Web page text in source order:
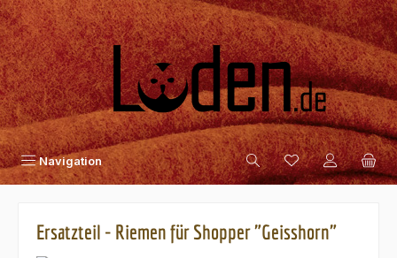
Zum Hauptinhalt springen
Navigation
Ersatzteil - Riemen für Shopper "Geisshorn"